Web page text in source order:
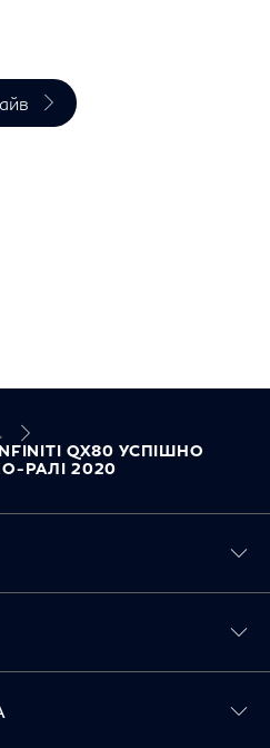
QX80 УСПІШНО
РАЛІ 2020